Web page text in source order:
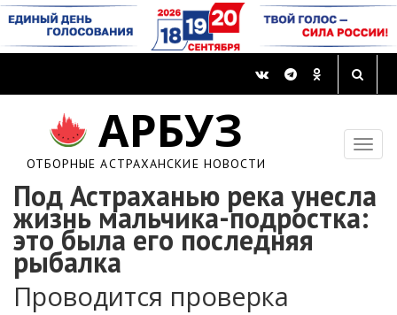
АРБУЗ
ОТБОРНЫЕ АСТРАХАНСКИЕ НОВОСТИ
Под Астраханью река унесла
жизнь мальчика-подростка:
это была его последняя
рыбалка
Проводится проверка